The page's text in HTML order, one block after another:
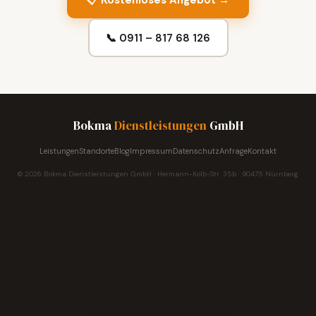
📞 0911 – 817 68 126
BokmaDienstleistungen GmbH
LeistungenStandorteBlogImpressumDatenschutzAnfrageKontakt
© 2026 Bokma Dienstleistungen GmbH · Hermann-Kolb-Str. 35b · 90475 Nürnberg